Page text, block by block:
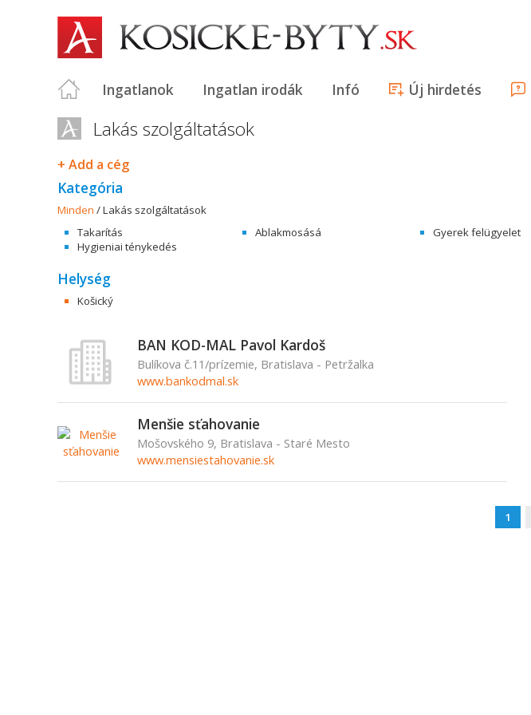
Ingatlanok Ingatlan irodák Infó Új hirdetés
Lakás szolgáltatások
+ Add a cég
Kategória
Minden /Lakás szolgáltatások
Takarítás
Ablakmosásá Gyerek felügyelet
Hygieniai ténykedés
Helység
Košický
BAN KOD-MAL Pavol Kardoš
Bulíkova č.11/prízemie, Bratislava - Petržalka
www.bankodmal.sk
Menšie sťahovanie
Mošovského 9, Bratislava - Staré Mesto
www.mensiestahovanie.sk
1